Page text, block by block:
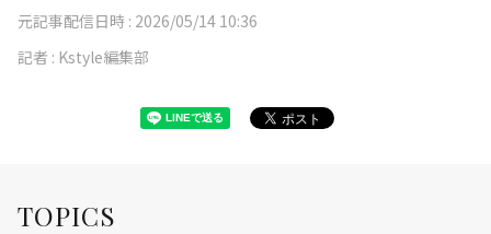
元記事配信日時 : 2026/05/14 10:36
記者 : Kstyle編集部
TOPICS